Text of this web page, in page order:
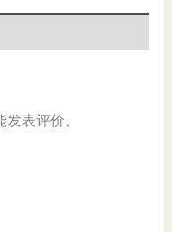
表评价。